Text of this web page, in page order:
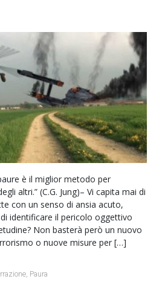
è il miglior metodo per
altri.” (C.G. Jung)– Vi capita mai di
con un senso di ansia acuto,
identificare il pericolo oggettivo
Non basterà però un nuovo
o nuove misure per […]
, Paura